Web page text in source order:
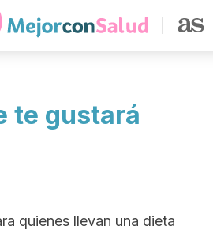
te gustará
quienes llevan una dieta